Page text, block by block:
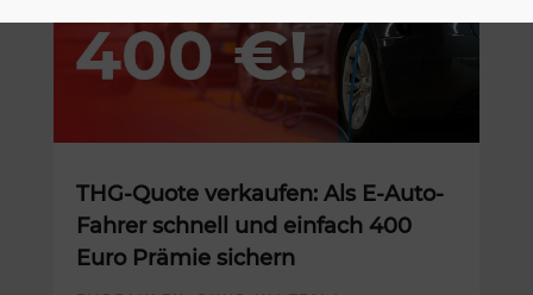
THG-Quote verkaufen: Als E-Auto-
Fahrer schnell und einfach 400
Euro Prämie sichern